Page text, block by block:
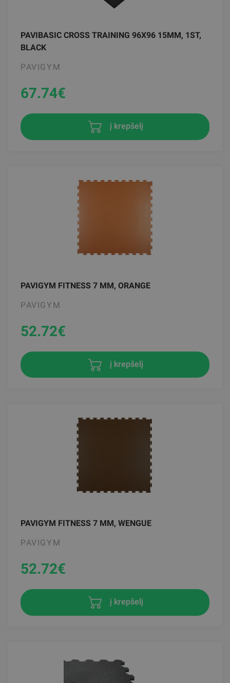
PAVIBASIC CROSS TRAINING 96X96 15MM, 1ST,
BLACK
PAVIGYM
67.74€
į krepšelį
PAVIGYM FITNESS 7 MM, ORANGE
PAVIGYM
52.72€
į krepšelį
PAVIGYM FITNESS 7 MM, WENGUE
PAVIGYM
52.72€
į krepšelį